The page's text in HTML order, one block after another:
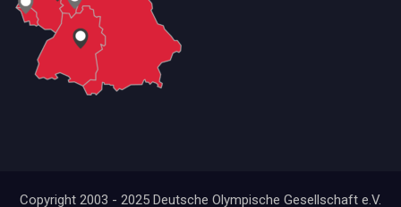
Copyright 2003 - 2025 Deutsche Olympische Gesellschaft e.V.